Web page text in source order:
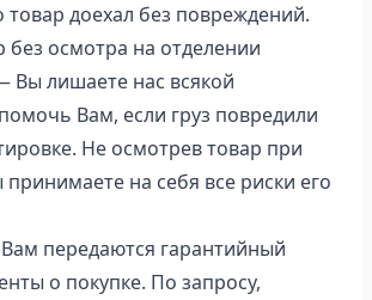
товар доехал без повреждений.
без осмотра на отделении
Вы лишаете нас всякой
Вам, если груз повредили
Не осмотрев товар при
на себя все риски его
передаются гарантийный
о покупке. По запросу,